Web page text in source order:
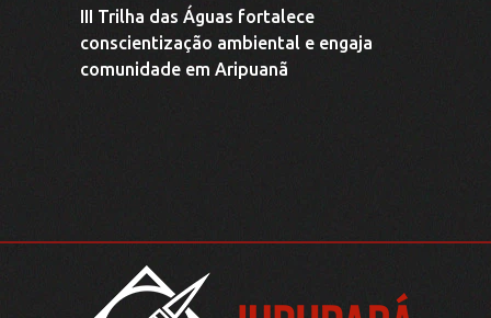
III Trilha das Águas fortalece
conscientização ambiental e engaja
comunidade em Aripuanã